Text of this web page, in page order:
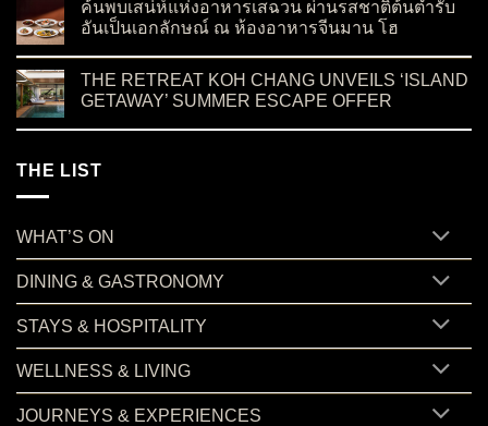
ค้นพบเสน่ห์แห่งอาหารเสฉวน ผ่านรสชาติต้นตำรับ
อันเป็นเอกลักษณ์ ณ ห้องอาหารจีนมาน โฮ
THE RETREAT KOH CHANG UNVEILS ‘ISLAND
GETAWAY’ SUMMER ESCAPE OFFER
THE LIST
WHAT’S ON
DINING & GASTRONOMY
STAYS & HOSPITALITY
WELLNESS & LIVING
JOURNEYS & EXPERIENCES